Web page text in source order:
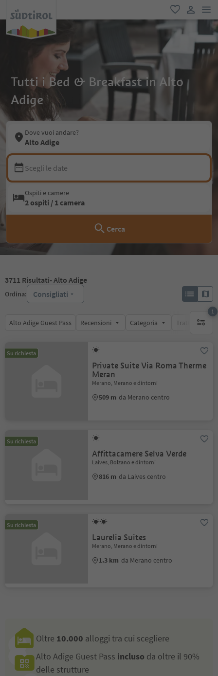
favoriti
user link
Tutti i Bed & Breakfast in Alto
Adige
Dove vuoi andare?
Alto Adige
Scegli le date
Ospiti e camere
2 ospiti / 1 camera
Cerca
3711 Risultati- Alto Adige
Ordina: Consigliati
Alto Adige Guest Pass Recensioni Categoria Trattamento
1
1 filtro
Su richiesta
Private Suite Via Roma Therme
Meran
Merano, Merano e dintorni
509 m da Merano centro
Su richiesta
Affittacamere Selva Verde
Laives, Bolzano e dintorni
816 m da Laives centro
Su richiesta
Laurelia Suites
Merano, Merano e dintorni
1.3 km da Merano centro
Oltre 10.000 alloggi tra cui scegliere
Alto Adige Guest Pass incluso da oltre il 90%
delle strutture